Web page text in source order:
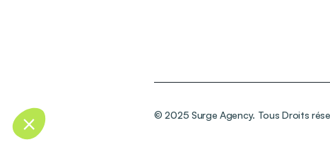
© 2025 Surge Agency. Tous Droits